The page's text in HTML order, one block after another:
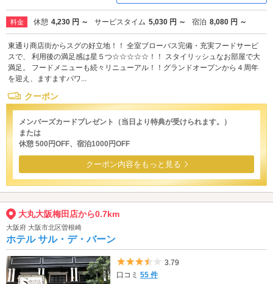
料金 休憩 4,230 円 ～ サービスタイム 5,030 円 ～ 宿泊 8,080 円 ～
東通り商店街からスグの好立地！！ 全室ブローバス完備・充実フードサービ
スで、 利用後の満足感は星５つ☆☆☆☆☆！！ スタイリッシュなお部屋で大
満足。 フードメニューも続々リニューアル！！グランドオープンから４周年
を迎え、ますますパワ...
クーポン
メンバーズカードプレゼント（当日より特典が受けられます。）
または
休憩 500円OFF、宿泊1000円OFF
クーポン内容をもっと見る
大丸大阪梅田店から0.7km
大阪府 大阪市北区曽根崎
ホテル サル・デ・バーン
5つ星のうち3.5
3.79
口コミ55 件